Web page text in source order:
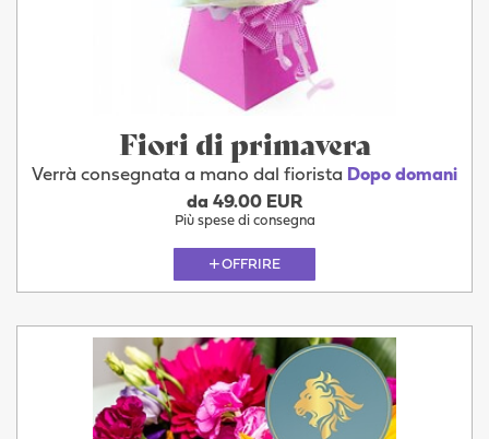
Fiori di primavera
Verrà consegnata a mano dal fiorista Dopo domani
da 49.00 EUR
Più spese di consegna
OFFRIRE